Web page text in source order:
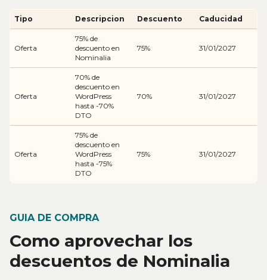
Tipo Descripcion Descuento Caducidad
Oferta
75% de
descuento en
Nominalia
75% 31/01/2027
Oferta
70% de
descuento en
WordPress
hasta -70%
DTO
70% 31/01/2027
Oferta
75% de
descuento en
WordPress
hasta -75%
DTO
75% 31/01/2027
GUIA DE COMPRA
Como aprovechar los
descuentos de Nominalia